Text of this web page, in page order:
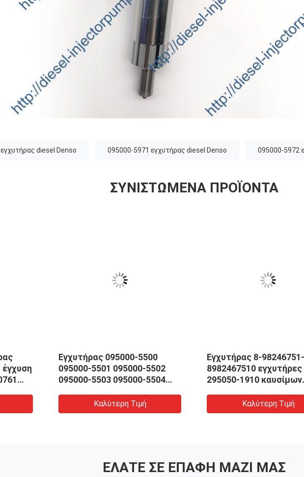
diesel Denso 095000-5971 εγχυτήρας diesel Denso 095000-5972
ΣΥΝΙΣΤΏΜΕΝΑ ΠΡΟΪΌΝΤΑ
Εγχυτήρας 095000-5500
095000-5501 095000-5502
095000-5503 095000-5504
Καλύτερη Τιμή
Εγχυτήρας 8-
8982467510 εγχυτήρες
295050-1910 καυσίμων
Καλύτερη Τιμή
ΕΛΆΤΕ ΣΕ ΕΠΑΦΉ ΜΑΖΊ ΜΑΣ